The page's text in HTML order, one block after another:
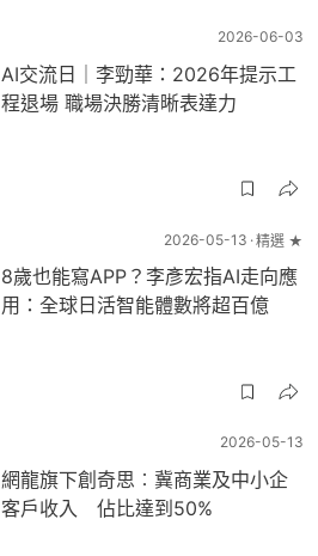
2026-06-03
AI交流日｜李勁華：2026年提示工
程退場 職場決勝清晰表達力
2026-05-13 精選 ★
8歲也能寫APP？李彥宏指AI走向應
用：全球日活智能體數將超百億
2026-05-13
網龍旗下創奇思︰冀商業及中小企
客戶收入 佔比達到50%